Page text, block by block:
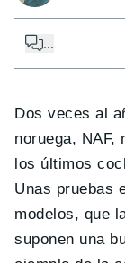
Dos veces al
noruega, NAF,
los últimos
Unas pruebas
modelos, que
suponen una